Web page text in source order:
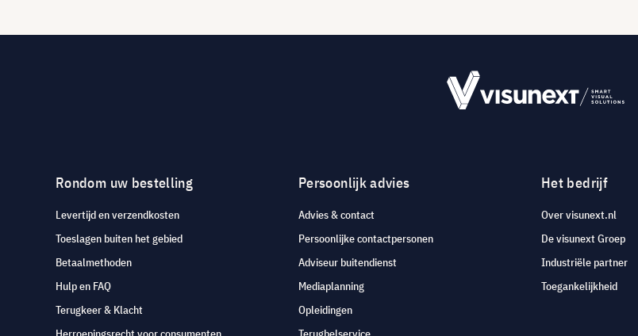
Rondom uw bestelling
Levertijd en verzendkosten
Toeslagen buiten het gebied
Betaalmethoden
Hulp en FAQ
Terugkeer & Klacht
Persoonlijk advies
Advies & contact
Persoonlijke contactpersonen
Adviseur buitendienst
Mediaplanning
Opleidingen
Het bedrijf
Over visunext.nl
De visunext Groep
Industriële partner
Toegankelijkheid